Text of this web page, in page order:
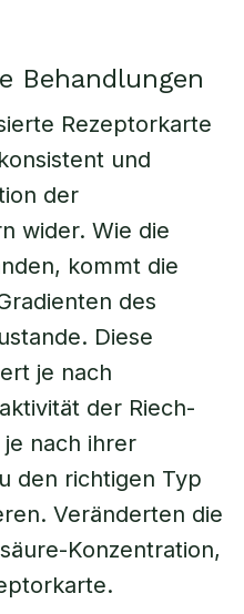
Behandlungen
Rezeptorkarte
und
der
wider. Wie die
kommt die
des
Diese
je nach
der Riech-
nach ihrer
den richtigen Typ
Veränderten die
Konzentration,